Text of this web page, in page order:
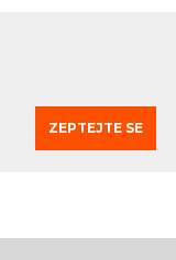
ZEPTEJTE SE